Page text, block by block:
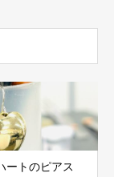
ートのピアス